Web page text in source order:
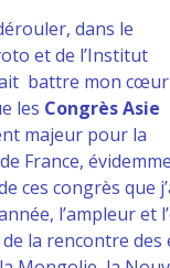
dans le
et de l’Institut
battre mon
les Congrès Asie
majeur pour la
France,
ces congrès que
l’ampleur
la rencontre